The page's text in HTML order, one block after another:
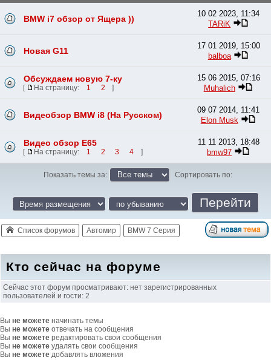
BMW i7 обзор от Ящера ))
10 02 2023, 11:34
TARiK
Новая G11
17 01 2019, 15:00
balboa
Обсуждаем новую 7-ку
[ На страницу: 1 2 ]
15 06 2015, 07:16
Muhalich
Видеобзор BMW i8 (На Русском)
09 07 2014, 11:41
Elon Musk
Видео обзор Е65
[ На страницу: 1 2 3 4 ]
11 11 2013, 18:48
bmw97
Показать темы за: Сортировать по:
Список форумов Автомир BMW 7 Серия
Кто сейчас на форуме
Сейчас этот форум просматривают: нет зарегистрированных
пользователей и гости: 2
Вы не можете начинать темы
Вы не можете отвечать на сообщения
Вы не можете редактировать свои сообщения
Вы не можете удалять свои сообщения
Вы не можете добавлять вложения